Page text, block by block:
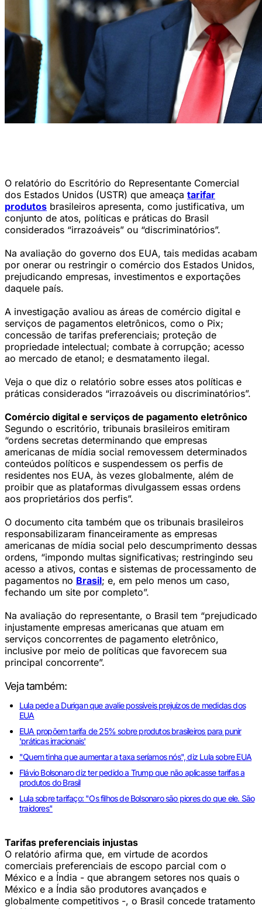
O relatório do Escritório do Representante Comercial
dos Estados Unidos (USTR) que ameaça tarifar
produtos brasileiros apresenta, como justificativa, um
conjunto de atos, políticas e práticas do Brasil
considerados “irrazoáveis” ou “discriminatórios”.
Na avaliação do governo dos EUA, tais medidas acabam
por onerar ou restringir o comércio dos Estados Unidos,
prejudicando empresas, investimentos e exportações
daquele país.
A investigação avaliou as áreas de comércio digital e
serviços de pagamentos eletrônicos, como o Pix;
concessão de tarifas preferenciais; proteção de
propriedade intelectual; combate à corrupção; acesso
ao mercado de etanol; e desmatamento ilegal.
Veja o que diz o relatório sobre esses atos políticas e
práticas considerados “irrazoáveis ou discriminatórios”.
Comércio digital e serviços de pagamento eletrônico
Segundo o escritório, tribunais brasileiros emitiram
“ordens secretas determinando que empresas
americanas de mídia social removessem determinados
conteúdos políticos e suspendessem os perfis de
residentes nos EUA, às vezes globalmente, além de
proibir que as plataformas divulgassem essas ordens
aos proprietários dos perfis”.
O documento cita também que os tribunais brasileiros
responsabilizaram financeiramente as empresas
americanas de mídia social pelo descumprimento dessas
ordens, “impondo multas significativas; restringindo seu
acesso a ativos, contas e sistemas de processamento de
pagamentos no Brasil; e, em pelo menos um caso,
fechando um site por completo”.
Na avaliação do representante, o Brasil tem “prejudicado
injustamente empresas americanas que atuam em
serviços concorrentes de pagamento eletrônico,
inclusive por meio de políticas que favorecem sua
principal concorrente”.
Veja também:
Lula pede a Durigan que avalie possíveis prejuízos de medidas dos
EUA
EUA propõem tarifa de 25% sobre produtos brasileiros para punir
'práticas irracionais'
"Quem tinha que aumentar a taxa seríamos nós", diz Lula sobre EUA
Flávio Bolsonaro diz ter pedido a Trump que não aplicasse tarifas a
produtos do Brasil
Lula sobre tarifaço: "Os filhos de Bolsonaro são piores do que ele. São
traidores"
Tarifas preferenciais injustas
O relatório afirma que, em virtude de acordos
comerciais preferenciais de escopo parcial com o
México e a Índia - que abrangem setores nos quais o
México e a Índia são produtores avançados e
globalmente competitivos -, o Brasil concede tratamento